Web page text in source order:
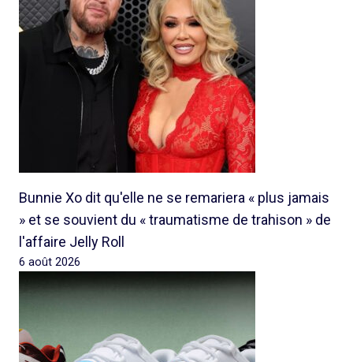
Bunnie Xo dit qu'elle ne se remariera « plus jamais
» et se souvient du « traumatisme de trahison » de
l'affaire Jelly Roll
6 août 2026